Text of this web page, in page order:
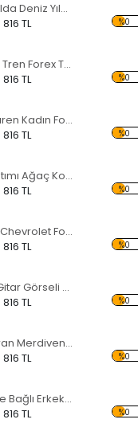
Kumsalda Deniz Yıldızı Forex Tablo
816 TL %0
Dağda Tren Forex Tablo
816 TL %0
Keçi Süren Kadın Forex Tablo
816 TL %0
Gün Batımı Ağaç Koridor Forex Tablo
816 TL %0
Kırmızı Chevrolet Forex Tablo
816 TL %0
Yarım Gitar Görseli Forex Tablo
816 TL %0
Altın Oran Merdiven Forex Tablo
816 TL %0
Birbirine Bağlı Erkek ve Kadın Eli Forex Tablo
816 TL %0